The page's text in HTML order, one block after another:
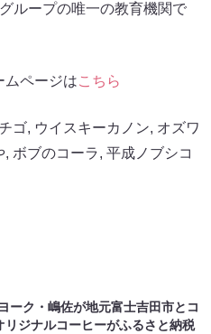
ループの唯一の教育機関で
ムページはこちら
ゴ, ウイスキーカノン, オズワ
, ボブのコーラ, 平成ノブシコ
ーク・嶋佐が地元富士吉田市とコ
リジナルコーヒーがふるさと納税